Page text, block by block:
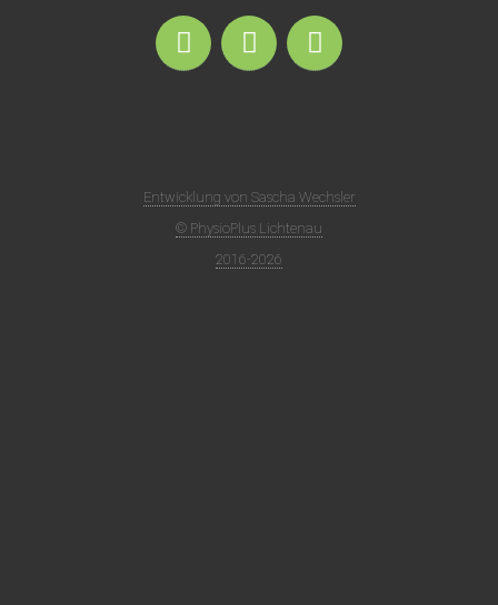
Entwicklung von Sascha Wechsler
© PhysioPlus Lichtenau
2016-2026